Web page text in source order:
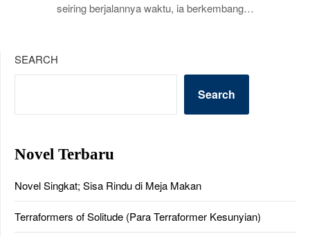
seiring berjalannya waktu, ia berkembang…
SEARCH
Search
Novel Terbaru
Novel Singkat; Sisa Rindu di Meja Makan
Terraformers of Solitude (Para Terraformer Kesunyian)